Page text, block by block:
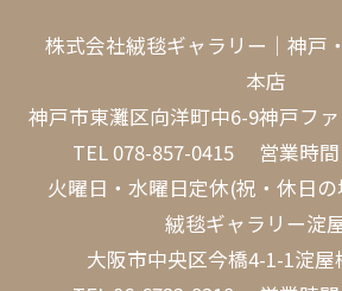
株式会社絨毯ギャラリー｜神戸
本店
神戸市東灘区向洋町中6-9神戸フ
TEL 078-857-0415 営業時間
火曜日・水曜日定休(祝・休日
絨毯ギャラリー淀
大阪市中央区今橋4-1-1淀